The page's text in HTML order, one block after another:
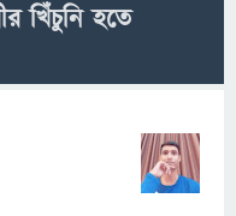
খিঁচুনি হতে